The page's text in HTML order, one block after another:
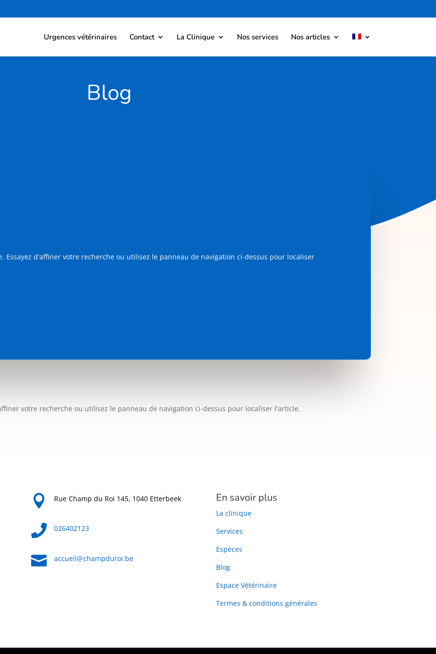
Urgences vétérinaires Contact La Clinique Nos services Nos articles
Blog
Essayez d'affiner votre recherche ou utilisez le panneau de navigation ci-dessus pour localiser
votre recherche ou utilisez le panneau de navigation ci-dessus pour localiser l'article.
 Rue Champ du Roi 145, 1040 Etterbeek
 026402123
 accueil@champduroi.be
En savoir plus
La clinique
Services
Espèces
Blog
Espace Vétérinaire
Termes & conditions générales